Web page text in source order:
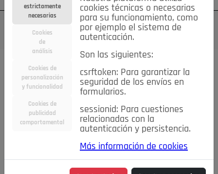
TODAS Deporte Bicicletas Deportes y Ocio
Electrodomésticos
Niños y Bebés Inmobiliaria Construcción y Reformas
Moda Accesorios Ropa Motor
Motor y Accesorios Motos Ocio
Cine, Libros y Música Coleccionismo
estrictamente
necesarias
Cookies
de
análisis
Cookies de
personalización
y funcionalidad
Cookies de
publicidad
comportamental
cookies técnicas o necesarias
para su funcionamiento, como
por ejemplo el sistema de
autenticación.
Son las siguientes:
csrftoken: Para garantizar la
seguridad de los envíos en
formularios.
sessionid: Para cuestiones
relacionadas con la
autenticación y persistencia.
Más información de cookies